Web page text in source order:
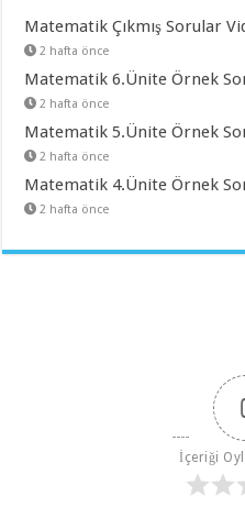
Matematik Çıkmış Sorular
2 hafta önce
Matematik 6.Ünite Örnek
2 hafta önce
Matematik 5.Ünite Örnek
2 hafta önce
Matematik 4.Ünite Örnek
2 hafta önce
İçeriği